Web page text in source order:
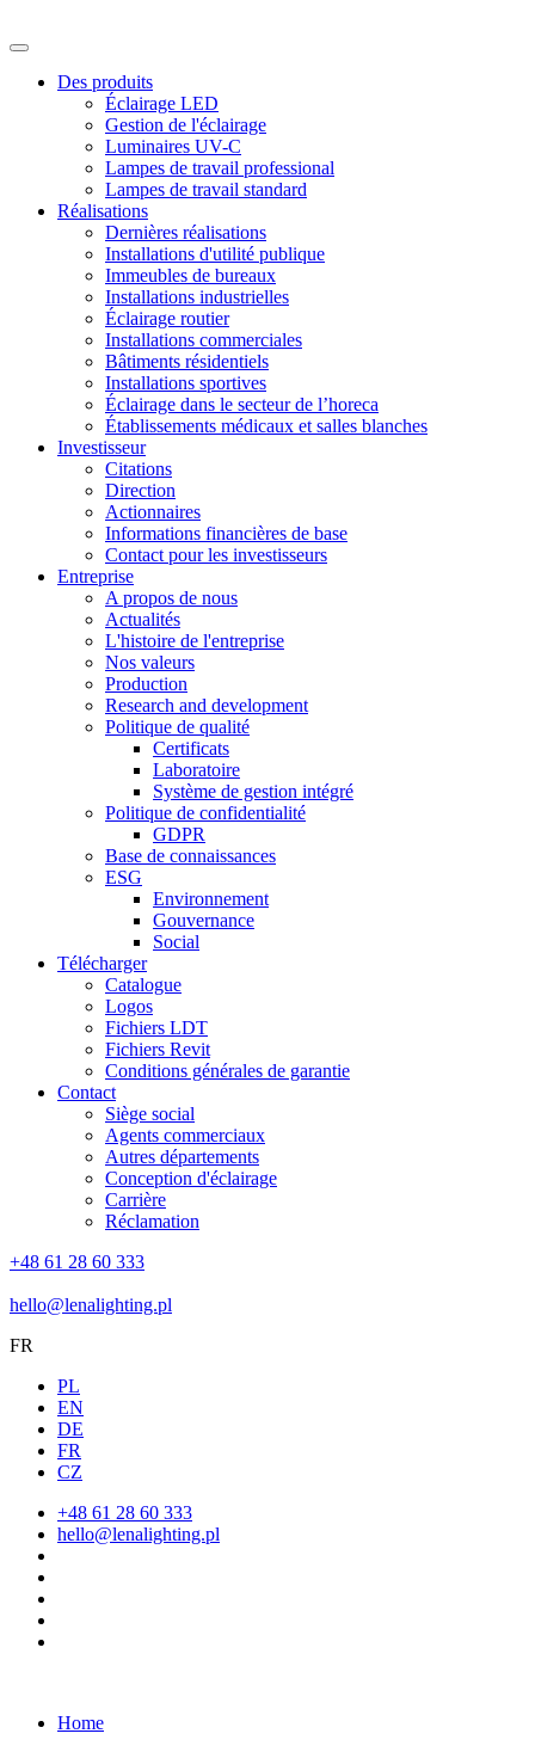
Des produits
Éclairage LED
Gestion de l'éclairage
Luminaires UV-C
Lampes de travail professional
Lampes de travail standard
Réalisations
Dernières réalisations
Installations d'utilité publique
Immeubles de bureaux
Installations industrielles
Éclairage routier
Installations commerciales
Bâtiments résidentiels
Installations sportives
Éclairage dans le secteur de l’horeca
Établissements médicaux et salles blanches
Investisseur
Citations
Direction
Actionnaires
Informations financières de base
Contact pour les investisseurs
Entreprise
A propos de nous
Actualités
L'histoire de l'entreprise
Nos valeurs
Production
Research and development
Politique de qualité
Certificats
Laboratoire
Système de gestion intégré
Politique de confidentialité
GDPR
Base de connaissances
ESG
Environnement
Gouvernance
Social
Télécharger
Catalogue
Logos
Fichiers LDT
Fichiers Revit
Conditions générales de garantie
Contact
Siège social
Agents commerciaux
Autres départements
Conception d'éclairage
Carrière
Réclamation
+48 61 28 60 333
hello@lenalighting.pl
FR
PL
EN
DE
FR
CZ
+48 61 28 60 333
hello@lenalighting.pl
Home